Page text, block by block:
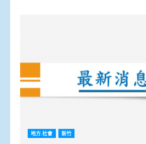
地方.社會 新竹